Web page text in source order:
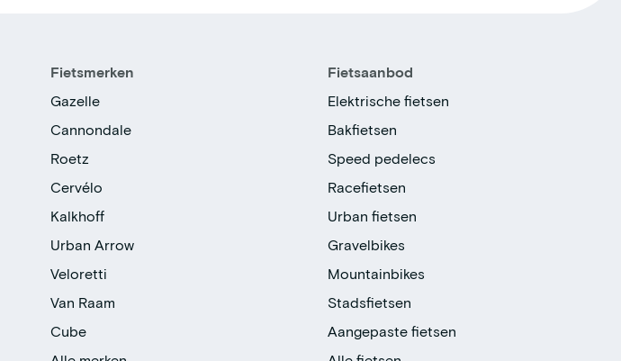
Fietsmerken
Gazelle
Cannondale
Roetz
Cervélo
Kalkhoff
Urban Arrow
Veloretti
Van Raam
Cube
Fietsaanbod
Elektrische fietsen
Bakfietsen
Speed pedelecs
Racefietsen
Urban fietsen
Gravelbikes
Mountainbikes
Stadsfietsen
Aangepaste fietsen